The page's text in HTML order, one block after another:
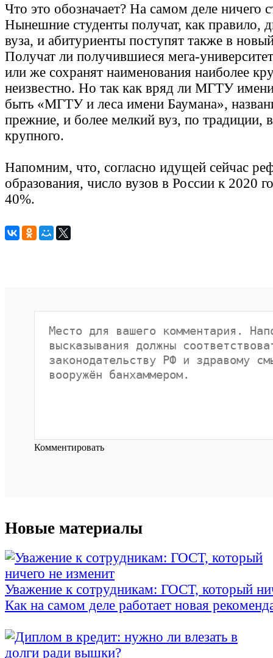
Что это обозначает? На самом деле ничего
Нынешние студенты получат, как правило,
вуза, и абитуриенты поступят также в
Получат ли получившиеся мега-
или же сохранят наименования наиболее
неизвестно. Но так как вряд ли МГТУ
быть «МГТУ и леса имени Баумана»,
прежние, и более мелкий вуз, по традиции,
крупного.
Напомним, что, согласно идущей сейчас
образования, число вузов в России к 2020
40%.
Комментировать
Новые материалы
Уважение к сотрудникам: ГОСТ, который
Как на самом деле работает новая